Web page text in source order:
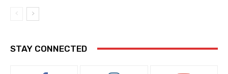
STAY CONNECTED